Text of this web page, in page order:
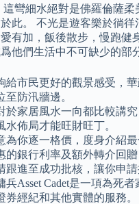
這彎細水絕對是佛羅倫薩
此。 不光是遊客樂於徜徉
有加，飯後散步，慢跑健
他們生活中不可缺少的部
給市民更好的觀景感受，
至防汛牆邊。
於家居風水一向都比較講
水佈局才能旺財旺丁。
為你逐一格價，度身介紹
的銀行利率及額外轉介回贈
跟進至成功批核，讓你申請
兵Asset Cadet是一項為死
券經紀和其他實體的服務。